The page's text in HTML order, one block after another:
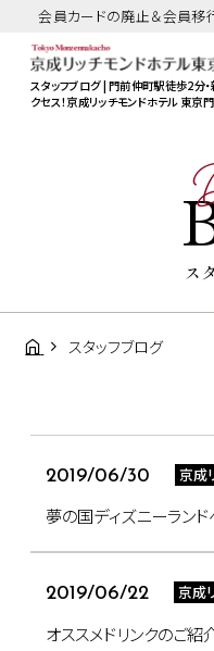
会員カードの廃止＆会員
スタッフブログ | 門前仲町駅徒歩2分
クセス！京成リッチモンドホテル 東京
ス
スタッフブログ
2019/06/30 京成
夢の国ディズニーランド
2019/06/22 京成
オススメドリンクのご紹